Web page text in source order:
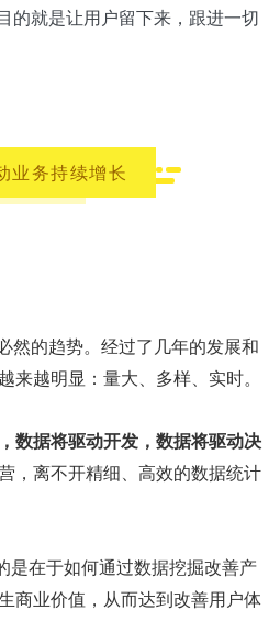
的就是让用户留下来，跟进一切
业务持续增长
然的趋势。经过了几年的发展和
来越明显：量大、多样、实时。
数据将驱动开发，数据将驱动决
，离不开精细、高效的数据统计
是在于如何通过数据挖掘改善产
商业价值，从而达到改善用户体